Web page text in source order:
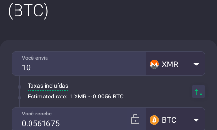
(BTC)
Você envia
XMR
Taxas incluídas
Estimated rate: 1 XMR ~ 0.0056 BTC
Você recebe
BTC